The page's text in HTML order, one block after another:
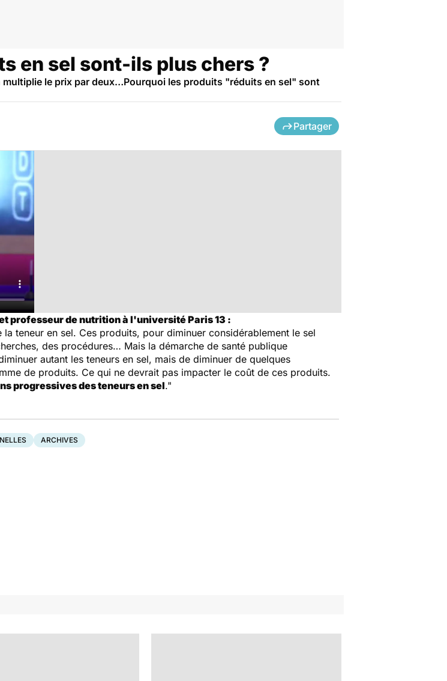
en sel sont-ils plus chers ?
multiplie le prix par deux…Pourquoi les produits "réduits en sel" sont
Partager
professeur de nutrition à l'université Paris 13 :
teneur en sel. Ces produits, pour diminuer considérablement le sel
des procédures… Mais la démarche de santé publique
autant les teneurs en sel, mais de diminuer de quelques
de produits. Ce qui ne devrait pas impacter le coût de ces produits.
progressives des teneurs en sel."
ARCHIVES